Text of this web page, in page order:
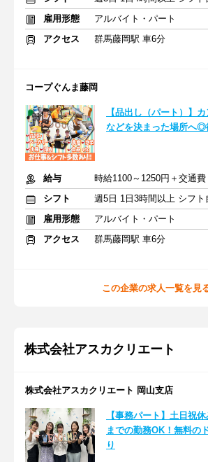
雇用形態
アルバイト・パート
アクセス
群馬藤岡駅 車6分
コープぐんま藤岡
【品出し（パート）】
などを決まった場所へ◎
給与
時給1100～1250円＋交通費
シフト
週5日 1日3時間以上 シフ
雇用形態
アルバイト・パート
アクセス
群馬藤岡駅 車6分
この企業の求人一覧を見
株式会社アスカクリエート
株式会社アスカクリエート 岡山支店
【事務パート】土日祝
までの勤務OK！無料の
り